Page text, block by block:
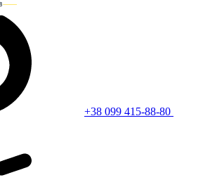
+38 099 415-88-80